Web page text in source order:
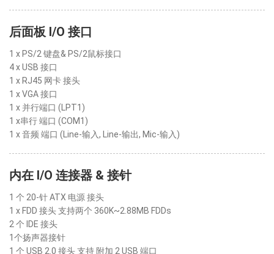
后面板 I/O 接口
1 x PS/2 键盘& PS/2鼠标接口
4 x USB 接口
1 x RJ45 网卡 接头
1 x VGA 接口
1 x 并行端口 (LPT1)
1 x串行 端口 (COM1)
1 x 音频 端口 (Line-输入, Line-输出, Mic-输入)
内在 I/O 连接器 & 接针
1 个 20-针 ATX 电源 接头
1 x FDD 接头 支持两个 360K~2.88MB FDDs
2 个 IDE 接头
1个扬声器接针
1 个 USB 2.0 接头 支持 附加 2 USB 端口